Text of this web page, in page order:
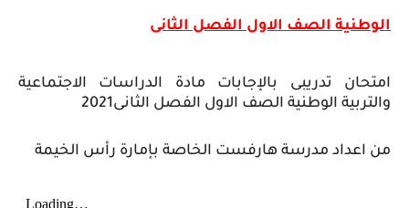
الوطنية الصف الاول الفصل الثانى
امتحان تدريبى بالإجابات مادة الدراسات الاجتماعية
والتربية الوطنية الصف الاول الفصل الثانى2021
من اعداد مدرسة هارفست الخاصة بإمارة رأس الخيمة